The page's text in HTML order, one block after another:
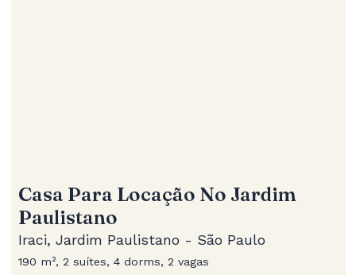
Casa Para Locação No Jardim
Paulistano
Iraci, Jardim Paulistano - São Paulo
190 m², 2 suítes, 4 dorms, 2 vagas